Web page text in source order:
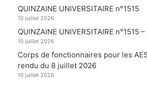
QUINZAINE UNIVERSITAIRE n°1515
10 juillet 2026
QUINZAINE UNIVERSITAIRE n°1515
10 juillet 2026
Corps de fonctionnaires pour les
rendu du 8 juillet 2026
10 juillet 2026